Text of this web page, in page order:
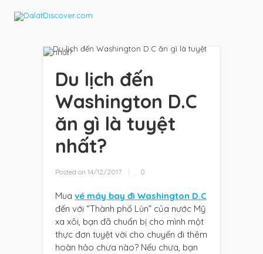
Du lịch đến
Washington D.C
ăn gì là tuyệt
nhất?
Posted on 14/12/2017 0
Mua vé máy bay đi Washington D.C
đến với “Thành phố Lùn” của nước Mỹ
xa xôi, bạn đã chuẩn bị cho mình một
thực đơn tuyệt vời cho chuyến đi thêm
hoàn hảo chưa nào? Nếu chưa, bạn